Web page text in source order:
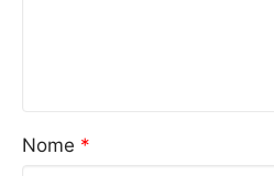
Nome *